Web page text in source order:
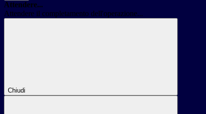
Attendere...
Attendere il completamento dell'operazione...
Chiudi